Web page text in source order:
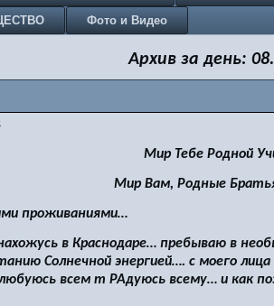
Фото и Видео
Архив за день:
Мир Тебе Родной
Мир Вам, Родные
проживаниями…
в Краснодаре… пребываю в
Солнечной энергией…. с моего
всем т РАдуюсь всему… и как